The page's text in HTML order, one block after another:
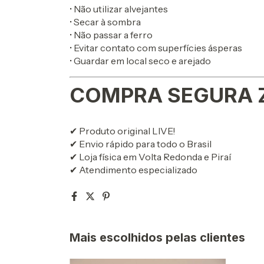
• Não utilizar alvejantes
• Secar à sombra
• Não passar a ferro
• Evitar contato com superfícies ásperas
• Guardar em local seco e arejado
COMPRA SEGURA
✔ Produto original LIVE!
✔ Envio rápido para todo o Brasil
✔ Loja física em Volta Redonda e Piraí
✔ Atendimento especializado
Mais escolhidos pelas clientes